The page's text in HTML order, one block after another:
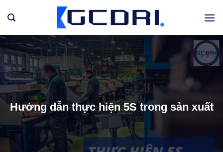
qua
dung
Hướng dẫn thực hiện 5S trong sản xuất